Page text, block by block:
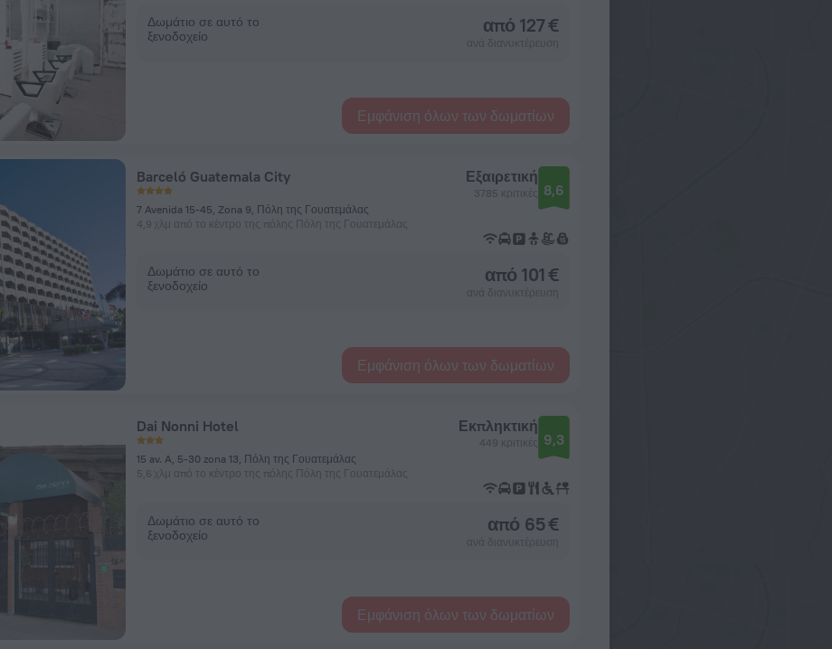
Δωμάτιο σε αυτό το
ξενοδοχείο
από 127 €
Εμφάνιση όλων των δωματίων
Barceló Guatemala City
7 Avenida 15-45, Zona 9, Πόλη της Γουατεμάλας
4,9 χλμ από το κέντρο της πόλης Πόλη της Γουατεμάλας
Εξαιρετική
3785 κριτικές 8,6
Δωμάτιο σε αυτό το
ξενοδοχείο
από 101 €
Εμφάνιση όλων των δωματίων
Dai Nonni Hotel
15 av. A, 5-30 zona 13, Πόλη της Γουατεμάλας
5,6 χλμ από το κέντρο της πόλης Πόλη της Γουατεμάλας
Εκπληκτική
449 κριτικές 9,3
Δωμάτιο σε αυτό το
ξενοδοχείο
από 65 €
Εμφάνιση όλων των δωματίων